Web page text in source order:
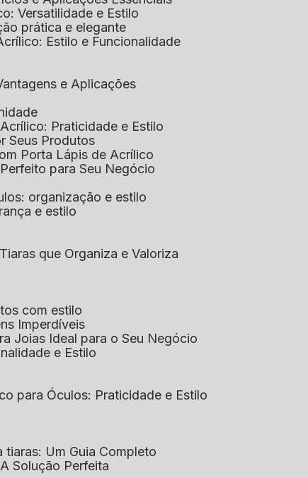
Versatilidade e Estilo
prática e elegante
Estilo e Funcionalidade
e Aplicações
Acrílico: Praticidade e Estilo
Seus Produtos
Porta Lápis de Acrílico
para Seu Negócio
organização e estilo
e estilo
que Organiza e Valoriza
com estilo
Imperdíveis
Joias Ideal para o Seu Negócio
e Estilo
para Óculos: Praticidade e Estilo
tiaras: Um Guia Completo
Solução Perfeita